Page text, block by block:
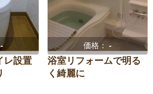
-
レ設置
価格：-
浴室リフォームで明る
く綺麗に